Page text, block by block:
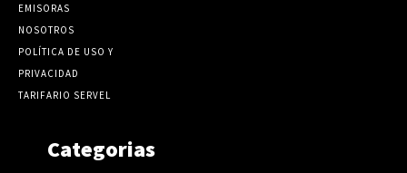
EMISORAS
NOSOTROS
POLÍTICA DE USO Y
PRIVACIDAD
TARIFARIO SERVEL
Categorias